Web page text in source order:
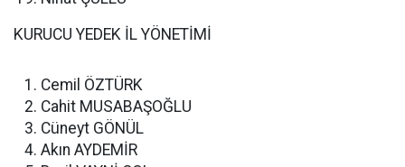
KURUCU YEDEK İL YÖNETİMİ
Cemil ÖZTÜRK
Cahit MUSABAŞOĞLU
Cüneyt GÖNÜL
Akın AYDEMİR